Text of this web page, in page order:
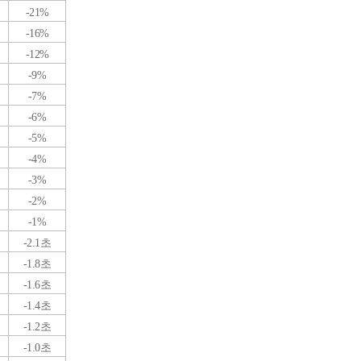
-21%
-16%
-12%
-9%
-7%
-6%
-5%
-4%
-3%
-2%
-1%
-2.1초
-1.8초
-1.6초
-1.4초
-1.2초
-1.0초